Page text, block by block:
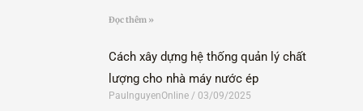
Đọc thêm »
Cách xây dựng hệ thống quản lý chất
lượng cho nhà máy nước ép
PaulnguyenOnline 03/09/2025